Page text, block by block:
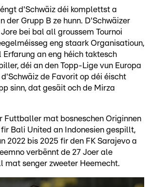
d'Schwäiz déi komplettst a
der Grupp B ze hunn. D'Schwäizer
bei bal all groussem Tournoi
eng staark Organisatioun,
an eng héich taktesch
déi an den Topp-Lige vun Europa
de Favorit op déi éischt
sinn, dat gesäit och de Mirza
Futtballer mat bosneschen Originnen
fir Bali United an Indonesien gespillt,
2022 bis 2025 fir den FK Sarajevo a
verbënnt de 27 Joer ale
mat senger zweeter Heemecht.